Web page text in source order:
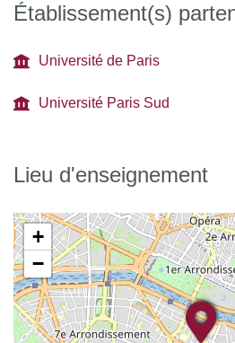
Établissement(s)
Université de Paris
Université Paris Sud
Lieu d'enseignement
+
−